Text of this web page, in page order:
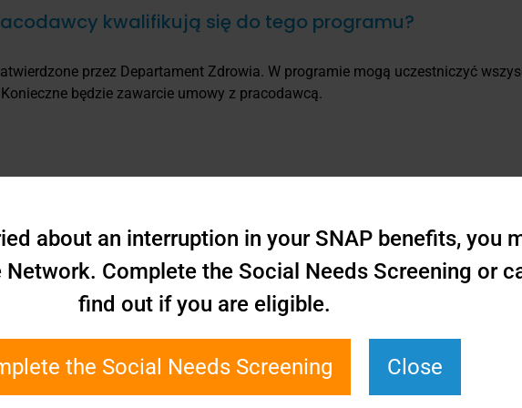
kwalifikują się do tego programu?
przez Departament Zdrowia. W programie mogą uczestniczyć
będzie zawarcie umowy z pracodawcą.
praktykantem?
szkoleniowego, wypełnienie umowy o praktykę zawodową i zatrudnienie.
about an interruption in your SNAP benefits, you
Complete the Social Needs Screening or
find out if you are eligible.
the Social Needs Screening Close